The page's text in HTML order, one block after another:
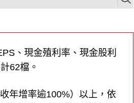
、現金殖利率、現金股利
62檔。
年增率逾100%）以上，依